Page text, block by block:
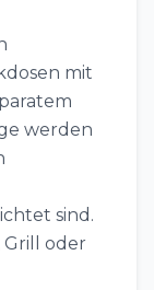
mit
werden
sind.
oder